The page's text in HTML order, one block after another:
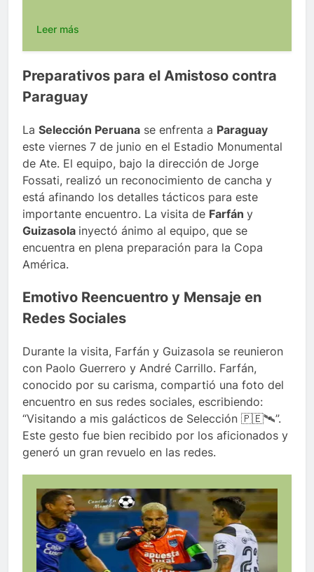
Leer más
Preparativos para el Amistoso contra
Paraguay
La Selección Peruana se enfrenta a Paraguay
este viernes 7 de junio en el Estadio Monumental
de Ate. El equipo, bajo la dirección de Jorge
Fossati, realizó un reconocimiento de cancha y
está afinando los detalles tácticos para este
importante encuentro. La visita de Farfán y
Guizasola inyectó ánimo al equipo, que se
encuentra en plena preparación para la Copa
América.
Emotivo Reencuentro y Mensaje en
Redes Sociales
Durante la visita, Farfán y Guizasola se reunieron
con Paolo Guerrero y André Carrillo. Farfán,
conocido por su carisma, compartió una foto del
encuentro en sus redes sociales, escribiendo:
“Visitando a mis galácticos de Selección 🇵🇪🛰️”.
Este gesto fue bien recibido por los aficionados y
generó un gran revuelo en las redes.